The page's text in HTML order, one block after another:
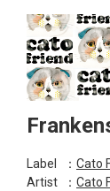
Label ： Cato
Artist
： Cato